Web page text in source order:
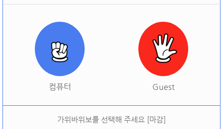
컴퓨터 Guest
가위바위보를 선택해 주세요 [마감]
오늘 승률: 오늘 결과: ]